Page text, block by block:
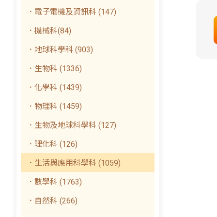
．電子電機及資訊科 (147)
．機械科(84)
．地球科學科 (903)
．生物科 (1336)
．化學科 (1439)
．物理科 (1459)
．生物及地球科學科 (127)
．理化科 (126)
．生活與應用科學科 (1059)
．數學科 (1763)
．自然科 (266)